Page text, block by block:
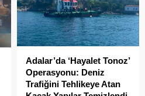
Adalar’da ‘Hayalet Tonoz’
Operasyonu: Deniz
Trafiğini Tehlikeye Atan